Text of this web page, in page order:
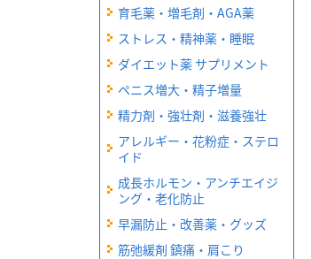
育毛薬・増毛剤・AGA薬
ストレス・精神薬・睡眠
ダイエット薬 サプリメント
ペニス増大・精子増量
精力剤・強壮剤・滋養強壮
アレルギー・花粉症・ステロ
イド
成長ホルモン・アンチエイジ
ング・老化防止
早漏防止・改善薬・グッズ
筋弛緩剤 鎮痛・肩こり